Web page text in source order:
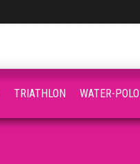
TRIATHLON WATER-POLO